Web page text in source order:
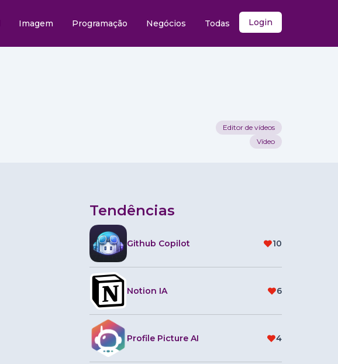
Imagem Programação Negócios Todas Login
Editor de vídeos
Vídeo
Tendências
Github Copilot 10
Notion IA 6
Profile Picture AI 4